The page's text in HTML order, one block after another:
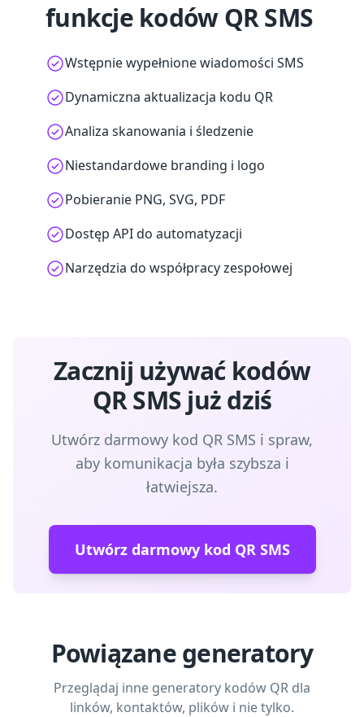
funkcje kodów QR SMS
Wstępnie wypełnione wiadomości SMS
Dynamiczna aktualizacja kodu QR
Analiza skanowania i śledzenie
Niestandardowe branding i logo
Pobieranie PNG, SVG, PDF
Dostęp API do automatyzacji
Narzędzia do współpracy zespołowej
Zacznij używać kodów
QR SMS już dziś
Utwórz darmowy kod QR SMS i spraw,
aby komunikacja była szybsza i
łatwiejsza.
Utwórz darmowy kod QR SMS
Powiązane generatory
Przeglądaj inne generatory kodów QR dla
linków, kontaktów, plików i nie tylko.